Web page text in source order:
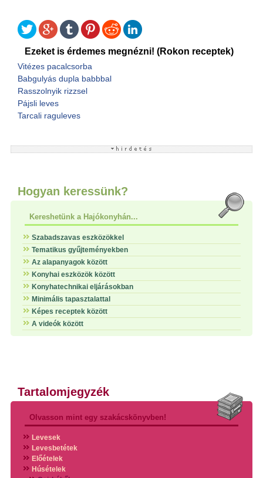
Ezeket is érdemes megnézni! (Rokon receptek)
Vitézes pacalcsorba
Babgulyás dupla babbbal
Rasszolnyik rizzsel
Pájsli leves
Tarcali raguleves
Hogyan keressünk?
Kereshetünk a Hajókonyhán...
Szabadszavas eszközökkel
Tematikus gyűjteményekben
Az alapanyagok között
Konyhai eszközök között
Konyhatechnikai eljárásokban
Minimális tapasztalattal
Képes receptek között
A videók között
Tartalomjegyzék
Olvasson mint egy szakácskönyvben!
Levesek
Levesbetétek
Előételek
Húsételek